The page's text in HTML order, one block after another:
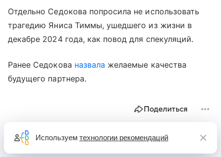
Отдельно Седокова попросила не использовать
трагедию Яниса Тиммы, ушедшего из жизни в
декабре 2024 года, как повод для спекуляций.
Ранее Седокова назвала желаемые качества
будущего партнера.
Поделиться
Используем технологии рекомендаций